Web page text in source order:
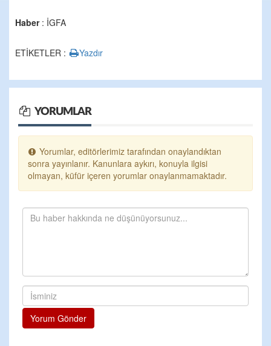
Haber: İGFA
ETİKETLER : Yazdır
YORUMLAR
Yorumlar, editörlerimiz tarafından onaylandıktan
sonra yayınlanır. Kanunlara aykırı, konuyla ilgisi
olmayan, küfür içeren yorumlar onaylanmamaktadır.
Yorum Gönder